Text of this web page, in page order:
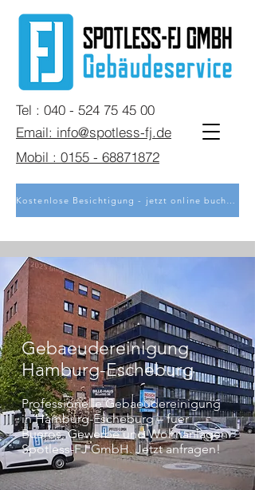
Mobil : 0155 - 68871872
Tel : 040 - 524 75 45 00
Email: info@spotless-fj.de
Kostenlose Besichtigung - jetzt online buchen
Gebaeudereinigung
Hamburg-Escheburg
Professionelle Gebaeudereinigung
in Hamburg-Escheburg – fuer
Bueros, Gewerbe und Wohnanlagen.
Spotless-FJ GmbH. Jetzt anfragen!